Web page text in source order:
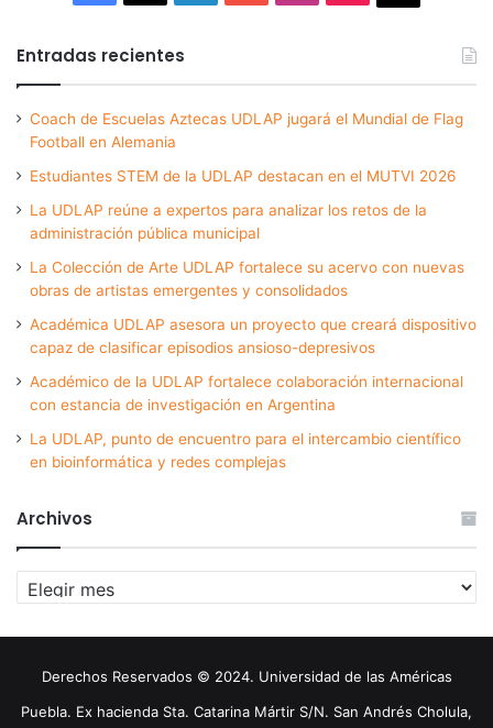
Entradas recientes
Coach de Escuelas Aztecas UDLAP jugará el Mundial de Flag
Football en Alemania
Estudiantes STEM de la UDLAP destacan en el MUTVI 2026
La UDLAP reúne a expertos para analizar los retos de la
administración pública municipal
La Colección de Arte UDLAP fortalece su acervo con nuevas
obras de artistas emergentes y consolidados
Académica UDLAP asesora un proyecto que creará dispositivo
capaz de clasificar episodios ansioso-depresivos
Académico de la UDLAP fortalece colaboración internacional
con estancia de investigación en Argentina
La UDLAP, punto de encuentro para el intercambio científico
en bioinformática y redes complejas
Archivos
Archivos
Derechos Reservados © 2024. Universidad de las Américas
Puebla. Ex hacienda Sta. Catarina Mártir S/N. San Andrés Cholula,